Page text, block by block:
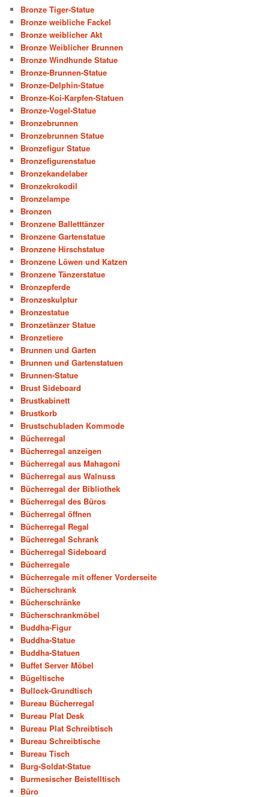
Bronze Tiger-Statue
Bronze weibliche Fackel
Bronze weiblicher Akt
Bronze Weiblicher Brunnen
Bronze Windhunde Statue
Bronze-Brunnen-Statue
Bronze-Delphin-Statue
Bronze-Koi-Karpfen-Statuen
Bronze-Vogel-Statue
Bronzebrunnen
Bronzebrunnen Statue
Bronzefigur Statue
Bronzefigurenstatue
Bronzekandelaber
Bronzekrokodil
Bronzelampe
Bronzen
Bronzene Balletttänzer
Bronzene Gartenstatue
Bronzene Hirschstatue
Bronzene Löwen und Katzen
Bronzene Tänzerstatue
Bronzepferde
Bronzeskulptur
Bronzestatue
Bronzetänzer Statue
Bronzetiere
Brunnen und Garten
Brunnen und Gartenstatuen
Brunnen-Statue
Brust Sideboard
Brustkabinett
Brustkorb
Brustschubladen Kommode
Bücherregal
Bücherregal anzeigen
Bücherregal aus Mahagoni
Bücherregal aus Walnuss
Bücherregal der Bibliothek
Bücherregal des Büros
Bücherregal öffnen
Bücherregal Regal
Bücherregal Schrank
Bücherregal Sideboard
Bücherregale
Bücherregale mit offener Vorderseite
Bücherschrank
Bücherschränke
Bücherschrankmöbel
Buddha-Figur
Buddha-Statue
Buddha-Statuen
Buffet Server Möbel
Bügeltische
Bullock-Grundtisch
Bureau Bücherregal
Bureau Plat Desk
Bureau Plat Schreibtisch
Bureau Schreibtische
Bureau Tisch
Burg-Soldat-Statue
Burmesischer Beistelltisch
Büro